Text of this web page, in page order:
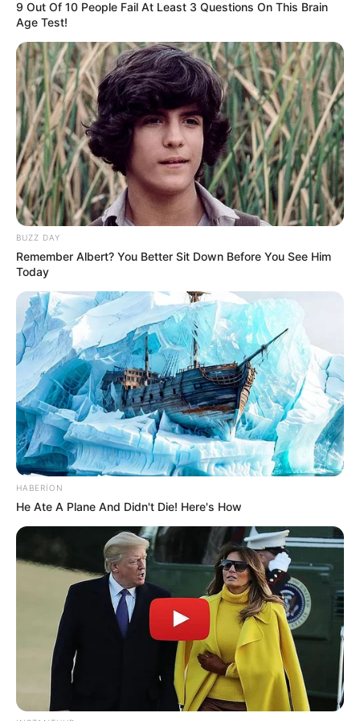
18:44 / 05 Avqust 2026
Turistlər Azərbaycanda ən çox nədən
narazıdırlar?- ARAŞDIRMA
79 0 0
18:29 / 05 Avqust 2026
Sərnişinin əlavə 1 manat 20 qəpik xərcini
metropoliten ödəyəcək? -VİDEO
97 0 0
18:15 / 05 Avqust 2026 CƏMİYYƏT
Kolleclərdə ən yüksək təhsil haqqı olan
ixtisaslar
- SİYAHI
95 0 0
9 Out Of 10 People Fail At Least 3 Questions On This Brain
Age Test!
BUZZ DAY
Remember Albert? You Better Sit Down Before You See Him
Today
HABERION
He Ate A Plane And Didn't Die! Here's How